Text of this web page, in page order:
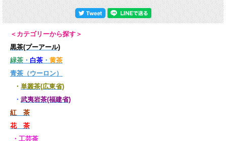
＜カテゴリーから探す＞
黒茶(プーアール)
緑茶 ・ 白茶 ・ 黄茶
青茶（ウーロン）
・ 単叢茶(広東省)
・ 武夷岩茶(福建省)
紅 茶
花 茶
・ 工芸茶